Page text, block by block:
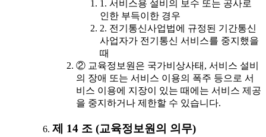
1. 서비스용 설비의 보수 또는 공사로
인한 부득이한 경우
2. 전기통신사업법에 규정된 기간통신
사업자가 전기통신 서비스를 중지했을
때
② 교육정보원은 국가비상사태, 서비스 설비
의 장애 또는 서비스 이용의 폭주 등으로 서
비스 이용에 지장이 있는 때에는 서비스 제공
을 중지하거나 제한할 수 있습니다.
제 14 조 (교육정보원의 의무)